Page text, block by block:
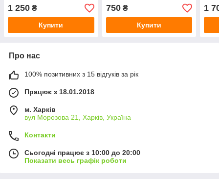
1 250 ₴
Купити
750₴
Купити
1
Про нас
100% позитивних з 15 відгуків за рік
Працює з 18.01.2018
м. Харків
вул Морозова 21, Харків, Україна
Контакти
Сьогодні працює з 10:00 до 20:00
Показати весь графік роботи